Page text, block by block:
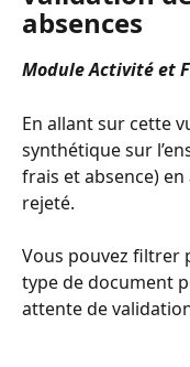
absences
Module Activité et
En allant sur cette
synthétique sur
frais et absence)
rejeté.
Vous pouvez filtrer
type de document
attente de